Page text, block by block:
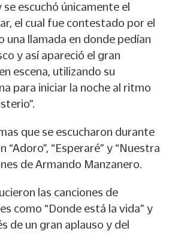
escuchó únicamente el
el cual fue contestado por el
una llamada en donde pedían
y así apareció el gran
escena, utilizando su
para iniciar la noche al ritmo
que se escucharon durante
“Esperaré” y “Nuestra
de Armando Manzanero.
las canciones de
como “Donde está la vida” y
de un gran aplauso y del